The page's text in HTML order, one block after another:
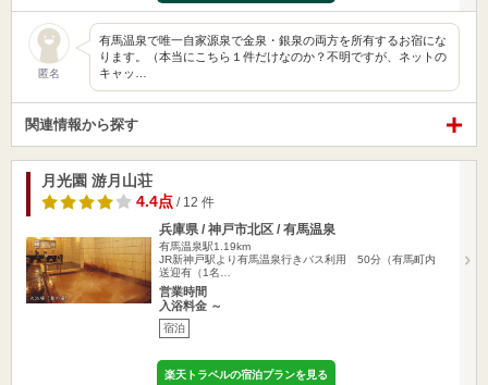
匿名
有馬温泉で唯一自家源泉で金泉・銀泉の両方を所有するお宿にな
ります。（本当にこちら１件だけなのか？不明ですが、ネットの
キャッ…
関連情報から探す
月光園 游月山荘
4.4点 / 12 件
兵庫県 / 神戸市北区 / 有馬温泉
有馬温泉駅1.19km
JR新神戸駅より有馬温泉行きバス利用 50分（有馬町内
送迎有（1名…
営業時間
入浴料金 ～
宿泊
楽天トラベルの宿泊プランを見る